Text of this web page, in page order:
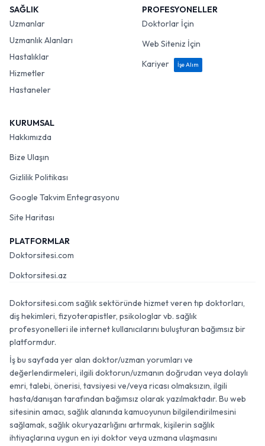
SAĞLIK
Uzmanlar
Uzmanlık Alanları
Hastalıklar
Hizmetler
Hastaneler
PROFESYONELLER
Doktorlar İçin
Web Siteniz İçin
Kariyer
İşe Alım
KURUMSAL
Hakkımızda
Bize Ulaşın
Gizlilik Politikası
Google Takvim Entegrasyonu
Site Haritası
PLATFORMLAR
Doktorsitesi.com
Doktorsitesi.az
Doktorsitesi.com sağlık sektöründe hizmet veren tıp doktorları,
diş hekimleri, fizyoterapistler, psikologlar vb. sağlık
profesyonelleri ile internet kullanıcılarını buluşturan bağımsız bir
platformdur.
İş bu sayfada yer alan doktor/uzman yorumları ve
değerlendirmeleri, ilgili doktorun/uzmanın doğrudan veya dolaylı
emri, talebi, önerisi, tavsiyesi ve/veya ricası olmaksızın, ilgili
hasta/danışan tarafından bağımsız olarak yazılmaktadır. Bu web
sitesinin amacı, sağlık alanında kamuoyunun bilgilendirilmesini
sağlamak, sağlık okuryazarlığını artırmak, kişilerin sağlık
ihtiyaçlarına uygun en iyi doktor veya uzmana ulaşmasını